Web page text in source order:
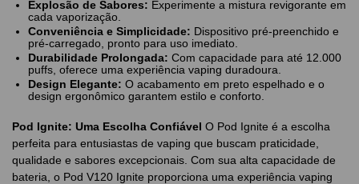
Explosão de Sabores: Experimente a mistura revigorante em
cada vaporização.
Conveniência e Simplicidade: Dispositivo pré-preenchido e
pré-carregado, pronto para uso imediato.
Durabilidade Prolongada: Com capacidade para até 12.000
puffs, oferece uma experiência vaping duradoura.
Design Elegante: O acabamento em preto espelhado e o
design ergonômico garantem estilo e conforto.
Pod Ignite: Uma Escolha Confiável O Pod Ignite é a escolha
perfeita para entusiastas de vaping que buscam praticidade,
qualidade e sabores excepcionais. Com sua alta capacidade de
bateria, o Pod V120 Ignite proporciona uma experiência vaping